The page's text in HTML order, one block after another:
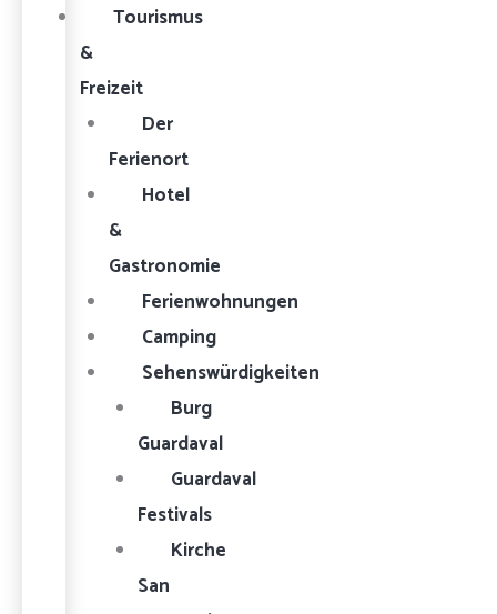
Tourismus
&
Freizeit
Der
Ferienort
Hotel
&
Gastronomie
Ferienwohnungen
Camping
Sehenswürdigkeiten
Burg
Guardaval
Guardaval
Festivals
Kirche
San